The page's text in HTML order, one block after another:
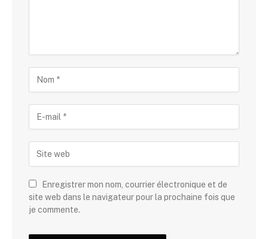
Enregistrer mon nom, courrier électronique et de
site web dans le navigateur pour la prochaine fois que
je commente.